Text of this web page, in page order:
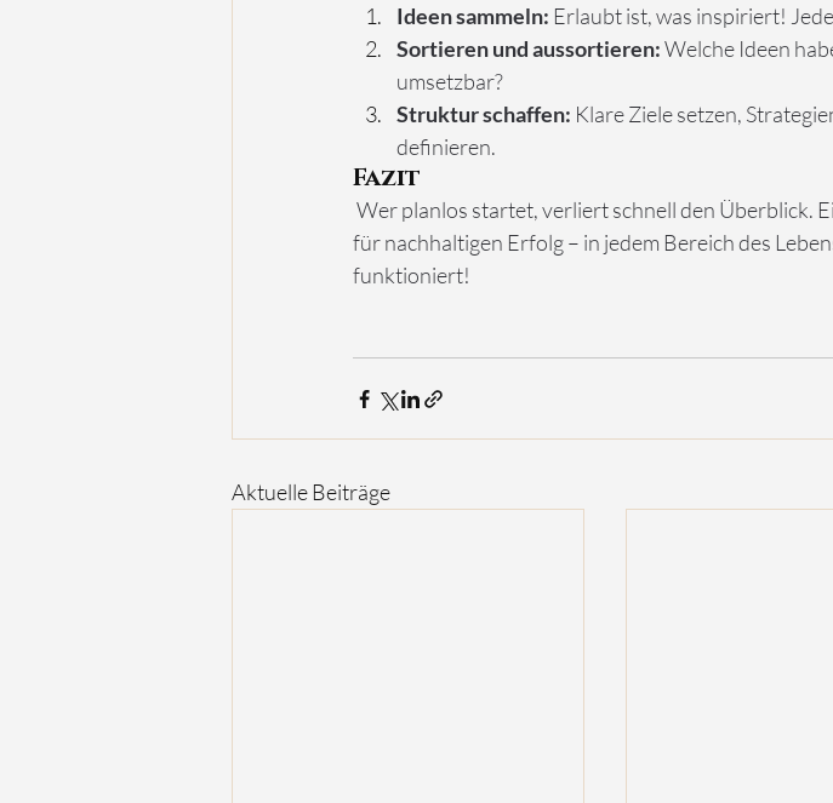
Ideen sammeln: Erlaubt ist, was inspiriert!
Sortieren und aussortieren: Welche Ideen
umsetzbar?
Struktur schaffen: Klare Ziele setzen,
definieren.
Fazit
für nachhaltigen Erfolg – in jedem Bereich des
funktioniert!
Aktuelle Beiträge